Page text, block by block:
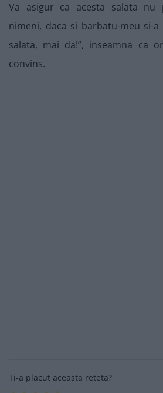
Va asigur ca acesta salata nu
nimeni, daca si barbatu-meu si-
salata, mai da!”, inseamna ca
convins.
Ti-a placut aceasta reteta?